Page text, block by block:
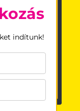
indítunk!